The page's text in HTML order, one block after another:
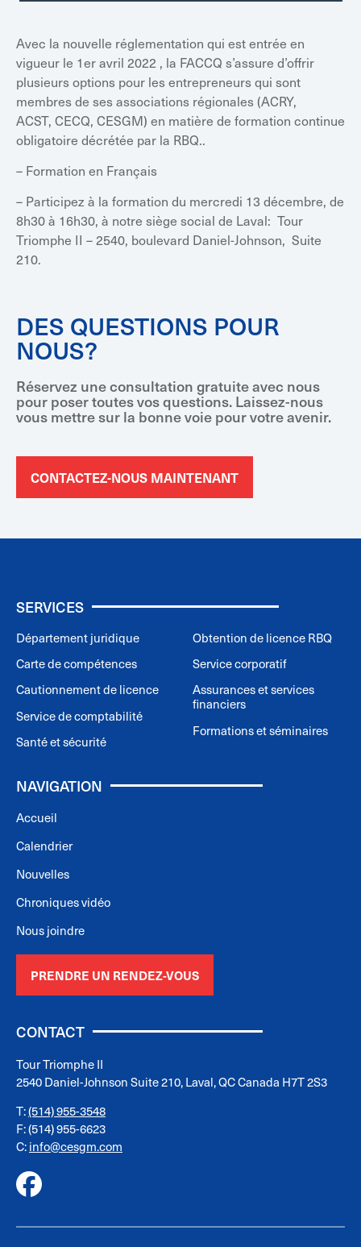
Avec la nouvelle réglementation qui est entrée en
vigueur le 1er avril 2022 , la FACCQ s’assure d’offrir
plusieurs options pour les entrepreneurs qui sont
membres de ses associations régionales (ACRY,
ACST, CECQ, CESGM) en matière de formation continue
obligatoire décrétée par la RBQ..
– Formation en Français
– Participez à la formation du mercredi 13 décembre, de
8h30 à 16h30, à notre siège social de Laval: Tour
Triomphe II – 2540, boulevard Daniel-Johnson, Suite
210.
DES QUESTIONS POUR
NOUS?
Réservez une consultation gratuite avec nous
pour poser toutes vos questions. Laissez-nous
vous mettre sur la bonne voie pour votre avenir.
CONTACTEZ-NOUS MAINTENANT
SERVICES
Département juridique
Carte de compétences
Cautionnement de licence
Service de comptabilité
Santé et sécurité
Obtention de licence RBQ
Service corporatif
Assurances et services
financiers
Formations et séminaires
NAVIGATION
Accueil
Calendrier
Nouvelles
Chroniques vidéo
Nous joindre
PRENDRE UN RENDEZ-VOUS
CONTACT
Tour Triomphe II
2540 Daniel-Johnson Suite 210, Laval, QC Canada H7T 2S3
T:(514) 955-3548
F: (514) 955-6623
C: info@cesgm.com